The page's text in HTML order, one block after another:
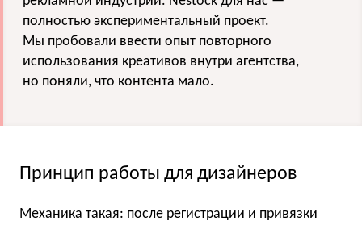
полностью экспериментальный проект.
Мы пробовали ввести опыт повторного
использования креативов внутри агентства,
но поняли, что контента мало.
Принцип работы для дизайнеров
Механика такая: после регистрации и привязки